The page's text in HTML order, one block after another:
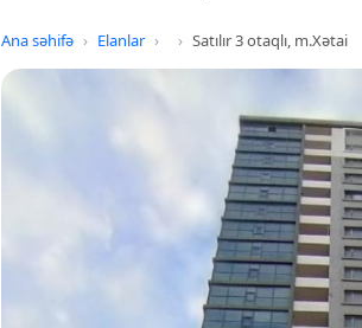
Ana səhifə Elanlar Satılır 3 otaqlı, m.Xətai